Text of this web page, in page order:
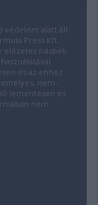
védelem alatt áll.
Press Kft.
előzetes írásbeli
és az ehhez
nem-
lementésen és
nem